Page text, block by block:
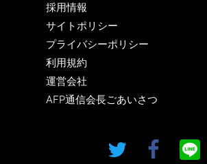
採用情報
サイトポリシー
プライバシーポリシー
利用規約
運営会社
AFP通信会長ごあいさつ